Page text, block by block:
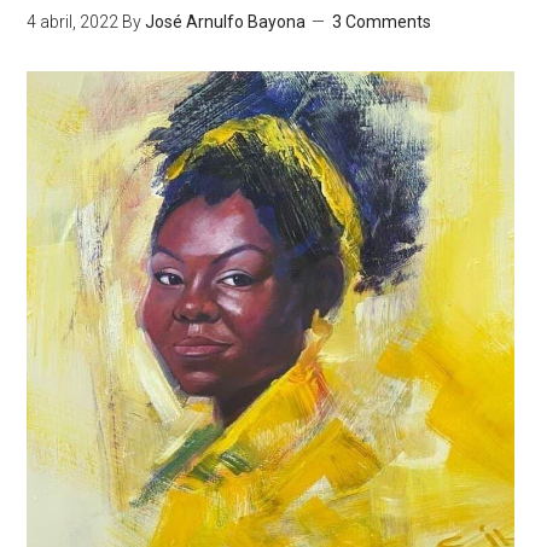
4 abril, 2022 ByJosé Arnulfo Bayona 3 Comments